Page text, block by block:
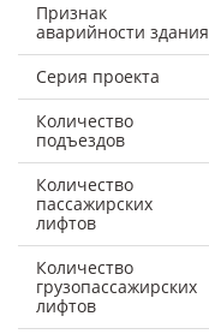
Признак
аварийности здания
Серия проекта
Количество
подъездов
Количество
пассажирских
лифтов
Количество
грузопассажирских
лифтов